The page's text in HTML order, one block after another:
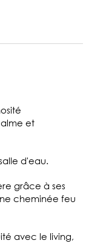
et
d'eau.
grâce à ses
cheminée feu
avec le living,